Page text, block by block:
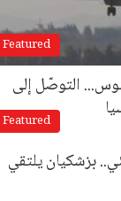
Featured
التوصّل إلى
Featured
بزشكيان يلتقي